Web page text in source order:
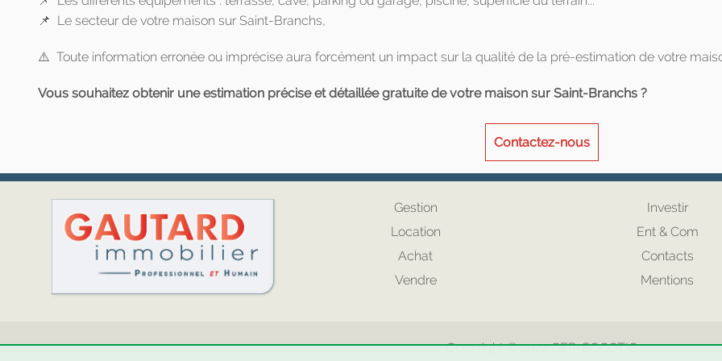
📌 Le secteur de votre maison sur Saint-Branchs,
⚠️ Toute information erronée ou imprécise aura forcément un impact sur la qualité de la pré-estimation de votre
Vous souhaitez obtenir une estimation précise et détaillée gratuite de votre maison sur Saint-Branchs ?
Contactez-nous
Gestion
Location
Achat
Vendre
Investir
Ent & Com
Contacts
Mentions
Copyright © 2022CEP-SOCOTIC